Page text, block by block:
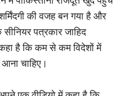
की वजह बन गया है और
पत्रकार जाहिद
है कि कम से कम विदेशों में
चाहिए।